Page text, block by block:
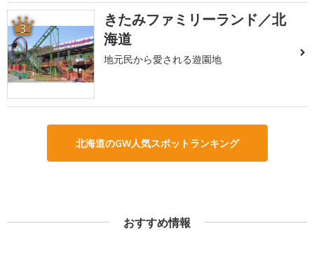
3
きたみファミリーランド／北
海道
地元民から愛される遊園地
北海道のGW人気スポットランキング
おすすめ情報